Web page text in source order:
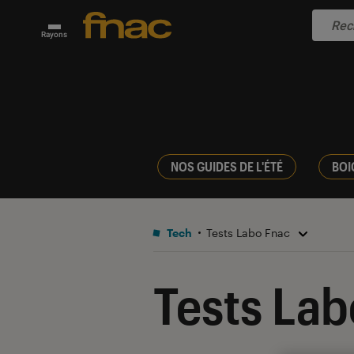
Rayons
NOS GUIDES DE L'ÉTÉ
Tech Tests Labo Fnac
Tests